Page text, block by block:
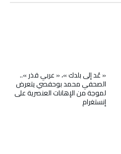
« عُد إلى بلدك »، « عربي قذر »..
الصحفي محمد بوحفصي يتعرض
لموجة من الإهانات العنصرية على
إنستغرام